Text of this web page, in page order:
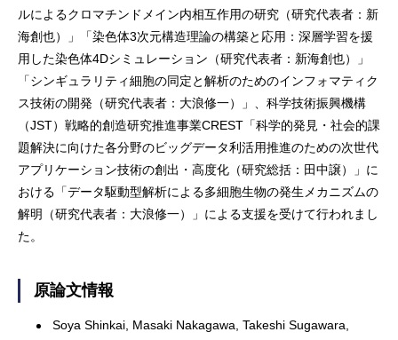
ルによるクロマチンドメイン内相互作用の研究（研究代表者：新
海創也）」「染色体3次元構造理論の構築と応用：深層学習を援
用した染色体4Dシミュレーション（研究代表者：新海創也）」
「シンギュラリティ細胞の同定と解析のためのインフォマティク
ス技術の開発（研究代表者：大浪修一）」、科学技術振興機構
（JST）戦略的創造研究推進事業CREST「科学的発見・社会的課
題解決に向けた各分野のビッグデータ利活用推進のための次世代
アプリケーション技術の創出・高度化（研究総括：田中譲）」に
おける「データ駆動型解析による多細胞生物の発生メカニズムの
解明（研究代表者：大浪修一）」による支援を受けて行われまし
た。
原論文情報
Soya Shinkai, Masaki Nakagawa, Takeshi Sugawara,